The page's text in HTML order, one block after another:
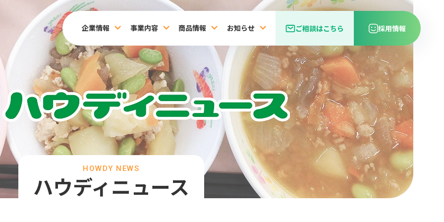
企業情報 事業内容 商品情報 お知らせ ご相談はこちら 採用情報
ハウディニュース
HOWDY NEWS